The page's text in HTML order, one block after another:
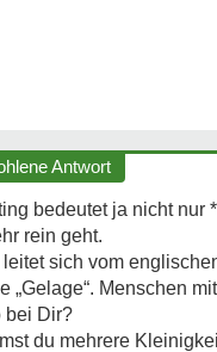
Antwort
bedeutet ja nicht nur
rein geht.
leitet sich vom
„Gelage“. Menschen
bei Dir?
du mehrere